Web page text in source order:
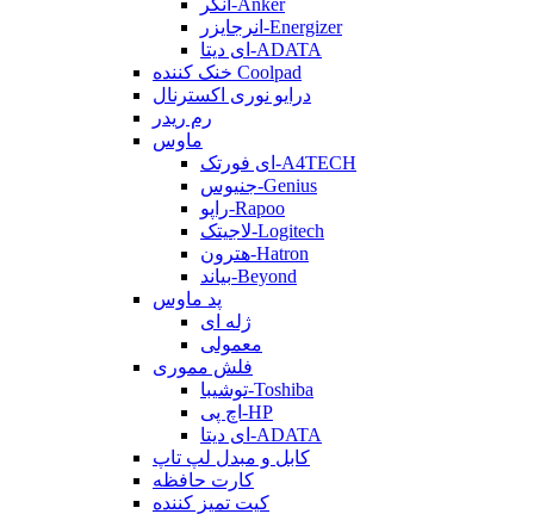
انکر-Anker
انرجایزر-Energizer
ای دیتا-ADATA
خنک کننده Coolpad
درایو نوری اکسترنال
رم ریدر
ماوس
ای فورتک-A4TECH
جنیوس-Genius
راپو-Rapoo
لاجیتک-Logitech
هترون-Hatron
بیاند-Beyond
پد ماوس
ژله ای
معمولی
فلش مموری
توشیبا-Toshiba
اچ پی-HP
ای دیتا-ADATA
کابل و مبدل لپ تاپ
کارت حافظه
کیت تمیز کننده